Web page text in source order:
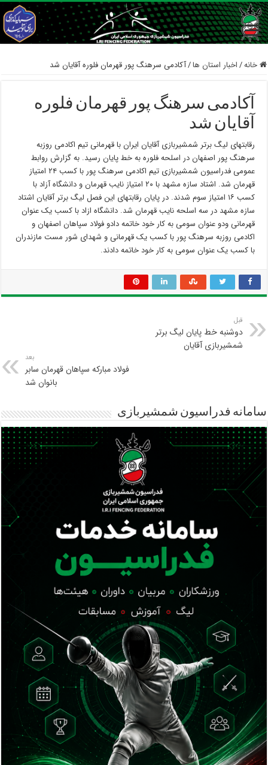
خانه/اخبار استان ها/آکادمی سرهنگ پور قهرمان فلوره آقایان شد
آکادمی سرهنگ پور قهرمان فلوره
آقایان شد
رقابتهای لیگ برتر شمشیربازی آقایان ایران با قهرمانی تیم اکادمی روزبه
سرهنگ پور اصفهان در اسلحه فلوره به خط پایان رسید. به گزارش روابط
عمومی فدراسیون شمشیربازی تیم اکادمی سرهنگ پور با کسب ۲۴ امتیاز
قهرمان شد. اشتاد سازه مشهد با ۲۰ امتیاز نایب قهرمان و دانشگاه آزاد با
کسب ۱۶ امتیاز سوم شدند. در پایان رقابتهای این فصل لیگ برتر آقایان اشتاد
سازه مشهد در سه اسلحه نایب قهرمان شد. دانشگاه ازاد با کسب یک عنوان
قهرمانی ودو عنوان سومی به کار خود خاتمه دادو فولاد سپاهان اصفهان و
اکادمی روزبه سرهنگ پور با کسب یک قهرمانی و شهدای شور مست مازندران
با کسب یک عنوان سومی به کار خود خاتمه دادند.
قبل
دوشنبه خط پایان لیگ برتر
شمشیربازی آقایان
بعد
فولاد مبارکه سپاهان قهرمان سابر
بانوان شد
سامانه فدراسیون شمشیربازی